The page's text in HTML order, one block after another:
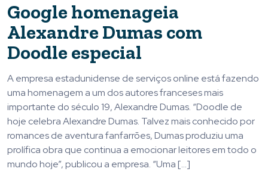
Google homenageia
Alexandre Dumas com
Doodle especial
A empresa estadunidense de serviços online está fazendo
uma homenagem a um dos autores franceses mais
importante do século 19, Alexandre Dumas. “Doodle de
hoje celebra Alexandre Dumas. Talvez mais conhecido por
romances de aventura fanfarrões, Dumas produziu uma
prolífica obra que continua a emocionar leitores em todo o
mundo hoje”, publicou a empresa. “Uma […]